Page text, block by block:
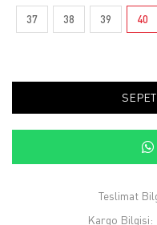
37 38 39 40
Teslimat
Kargo Bilgisi: